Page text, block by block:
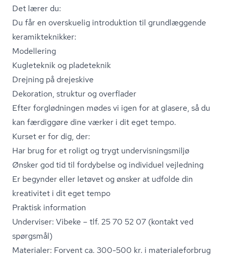
Det lærer du:
Du får en overskuelig introduktion til grundlæggende
ke­ra­mi­k­tek­nik­ker:
Modellering
Kugleteknik og pladeteknik
Drejning på drejeskive
Dekoration, struktur og overflader
Efter forglødningen mødes vi igen for at glasere, så du
kan færdiggøre dine værker i dit eget tempo.
Kurset er for dig, der:
Har brug for et roligt og trygt un­der­vis­nings­mil­jø
Ønsker god tid til fordybelse og individuel vejledning
Er begynder eller letøvet og ønsker at udfolde din
kreativitet i dit eget tempo
Praktisk information
Underviser: Vibeke – tlf. 25 70 52 07 (kontakt ved
spørgsmål)
Materialer: Forvent ca. 300-500 kr. i ma­te­ri­a­le­for­brug